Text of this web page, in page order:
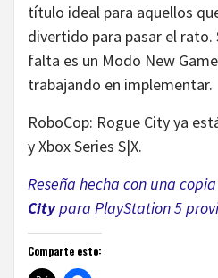
título ideal para aquellos
divertido para pasar el rato.
falta es un Modo New
trabajando en implementar.
RoboCop: Rogue City ya
y Xbox Series S|X.
Reseña hecha con una
Citypara PlayStation 5
Comparte esto: